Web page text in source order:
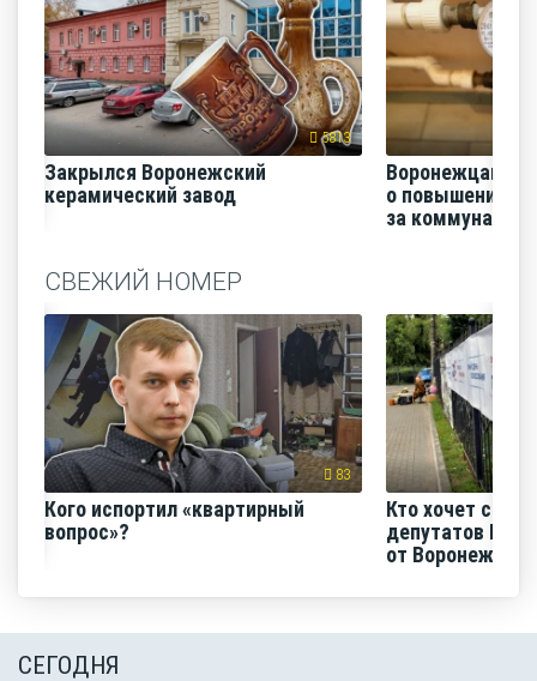
5813
Закрылся Воронежский
керамический завод
Воронежцам
о повышении
за
СВЕЖИЙ НОМЕР
83
Кого испортил «квартирный
вопрос»?
Кто хочет
депутатов
от Воронежск...
СЕГОДНЯ